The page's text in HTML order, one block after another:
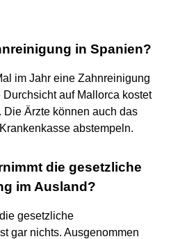
in Spanien?
im Jahr eine Zahnreinigung
auf Mallorca kostet
Ärzte können auch das
abstempeln.
die gesetzliche
im Ausland?
gesetzliche
gar nichts. Ausgenommen